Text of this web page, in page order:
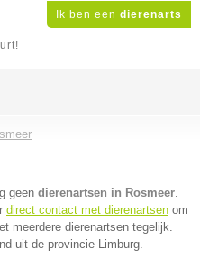
Ik ben een dierenarts
geen dierenartsen in Rosmeer.
direct contact met dierenartsen om
meerdere dierenartsen tegelijk.
uit de provincie Limburg.